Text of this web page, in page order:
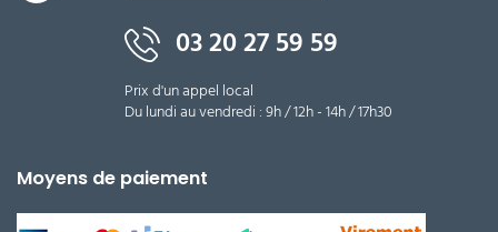
03 20 27 59 59
Prix d'un appel local
Du lundi au vendredi : 9h / 12h - 14h / 17h30
Moyens de paiement